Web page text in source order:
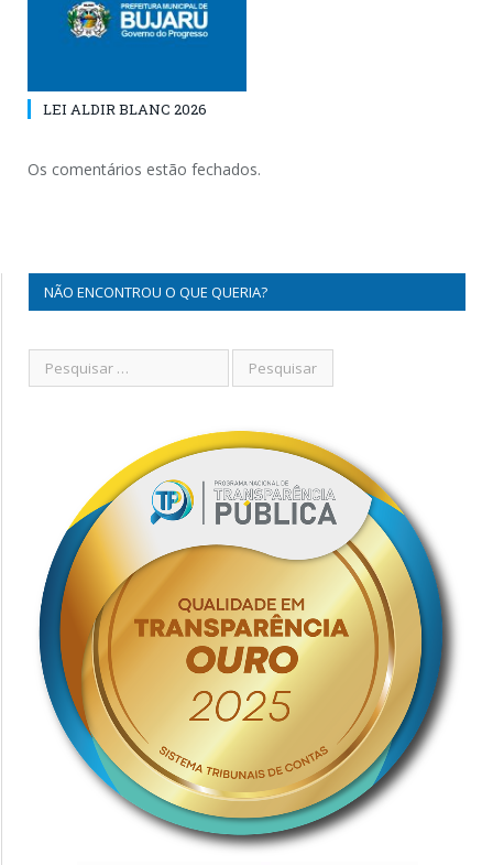
LEI ALDIR BLANC 2026
Os comentários estão fechados.
NÃO ENCONTROU O QUE QUERIA?